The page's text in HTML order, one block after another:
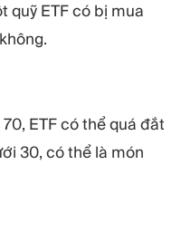
quỹ ETF có bị mua
ETF có thể quá đắt
30, có thể là món